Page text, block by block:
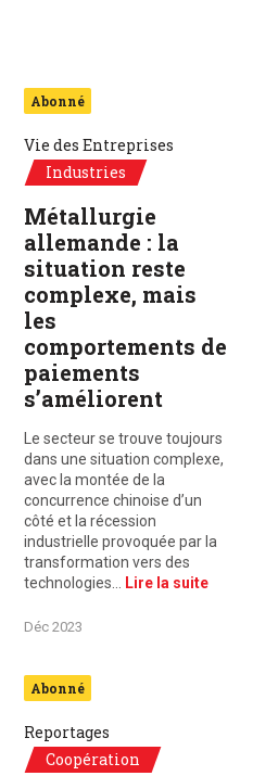
Abonné
Vie des Entreprises
Industries
Métallurgie
allemande : la
situation reste
complexe, mais
les
comportements de
paiements
s’améliorent
Le secteur se trouve toujours
dans une situation complexe,
avec la montée de la
concurrence chinoise d’un
côté et la récession
industrielle provoquée par la
transformation vers des
technologies…
Lire la suite
Déc 2023
Abonné
Reportages
Coopération